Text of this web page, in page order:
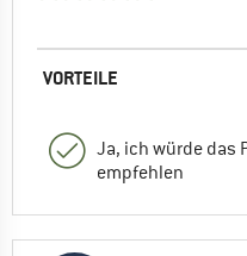
VORTEILE
Ja, ich würde das
empfehlen